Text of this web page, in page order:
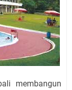
membangun